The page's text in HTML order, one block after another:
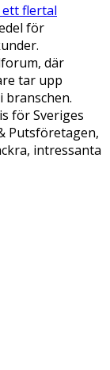
ett flertal
för
där
tar upp
branschen.
för Sveriges
Putsföretagen,
intressanta